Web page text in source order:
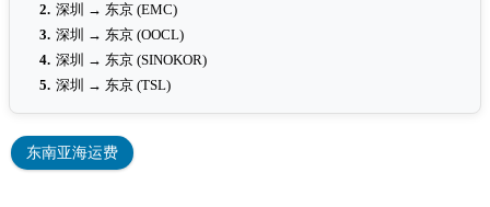
2. 深圳 → 东京 (EMC)
3. 深圳 → 东京 (OOCL)
4. 深圳 → 东京 (SINOKOR)
5. 深圳 → 东京 (TSL)
东南亚海运费